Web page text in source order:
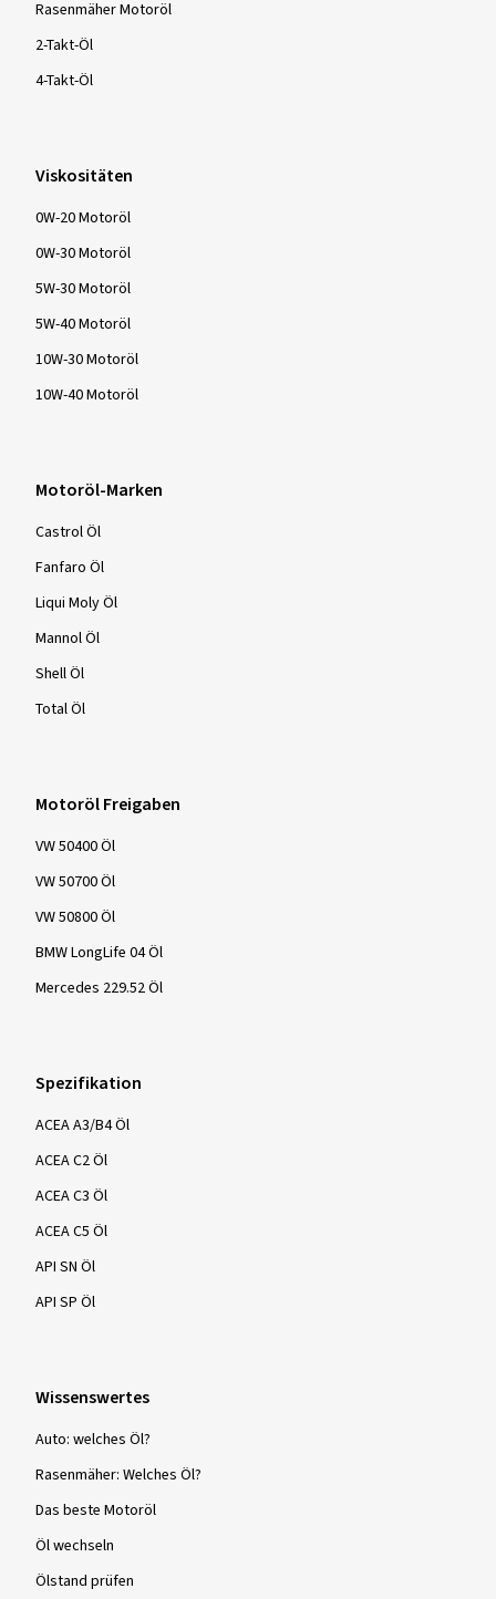
Rasenmäher Motoröl
2-Takt-Öl
4-Takt-Öl
Viskositäten
0W-20 Motoröl
0W-30 Motoröl
5W-30 Motoröl
5W-40 Motoröl
10W-30 Motoröl
10W-40 Motoröl
Motoröl-Marken
Castrol Öl
Fanfaro Öl
Liqui Moly Öl
Mannol Öl
Shell Öl
Total Öl
Motoröl Freigaben
VW 50400 Öl
VW 50700 Öl
VW 50800 Öl
BMW LongLife 04 Öl
Mercedes 229.52 Öl
Spezifikation
ACEA A3/B4 Öl
ACEA C2 Öl
ACEA C3 Öl
ACEA C5 Öl
API SN Öl
API SP Öl
Wissenswertes
Auto: welches Öl?
Rasenmäher: Welches Öl?
Das beste Motoröl
Öl wechseln
Ölstand prüfen